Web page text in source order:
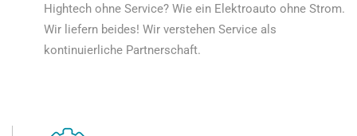
Hightech ohne Service? Wie ein Elektroauto ohne Strom.
Wir liefern beides! Wir verstehen Service als
kontinuierliche Partnerschaft.